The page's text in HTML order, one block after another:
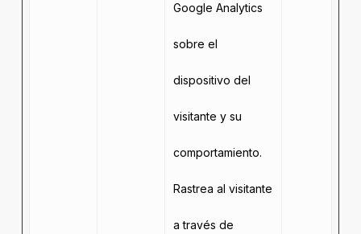
Google Analytics
sobre el
dispositivo del
visitante y su
comportamiento.
Rastrea al visitante
a través de